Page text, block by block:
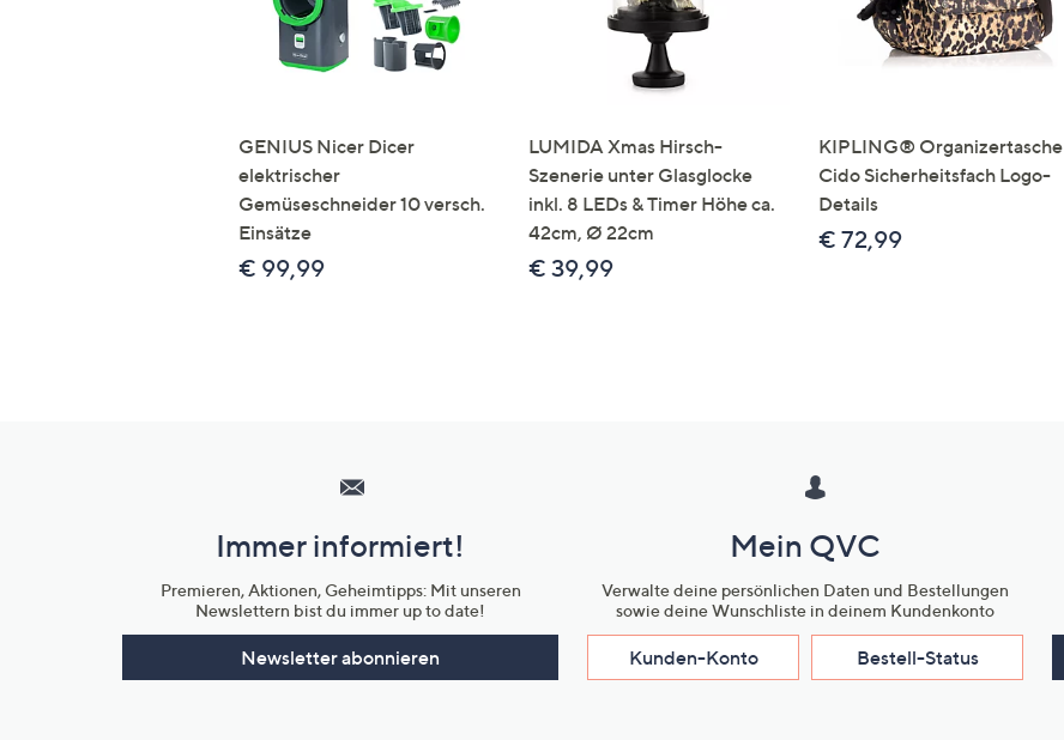
GENIUS Nicer Dicer
elektrischer
Gemüseschneider 10 versch.
Einsätze
€ 99,99
LUMIDA Xmas Hirsch-
Szenerie unter Glasglocke
inkl. 8 LEDs & Timer Höhe ca.
42cm, Ø 22cm
€ 39,99
KIPLING® Organizertasche
Cido Sicherheitsfach Logo-
Details
€ 72,99
Unternehmensinformationen
Immer informiert!
Premieren, Aktionen, Geheimtipps: Mit unseren
Newslettern bist du immer up to date!
Newsletter abonnieren
Mein QVC
Verwalte deine persönlichen Daten und Bestellungen
sowie deine Wunschliste in deinem Kundenkonto
Kunden-Konto Bestell-Status